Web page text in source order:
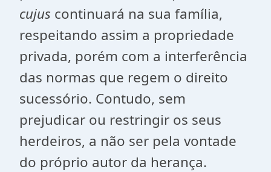
cujus continuará na sua família,
respeitando assim a propriedade
privada, porém com a interferência
das normas que regem o direito
sucessório. Contudo, sem
prejudicar ou restringir os seus
herdeiros, a não ser pela vontade
do próprio autor da herança.